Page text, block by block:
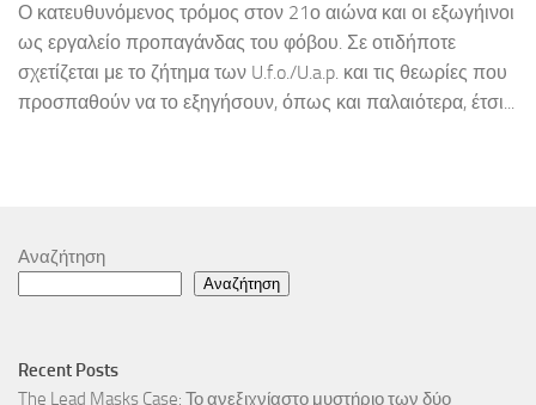
Ο κατευθυνόμενος τρόμος στον 21ο αιώνα και οι εξωγήινοι
ως εργαλείο προπαγάνδας του φόβου. Σε οτιδήποτε
σχετίζεται με το ζήτημα των U.f.o./U.a.p. και τις θεωρίες που
προσπαθούν να το εξηγήσουν, όπως και παλαιότερα, έτσι...
Αναζήτηση
Αναζήτηση
Recent Posts
The Lead Masks Case: Το ανεξιχνίαστο μυστήριο των δύο